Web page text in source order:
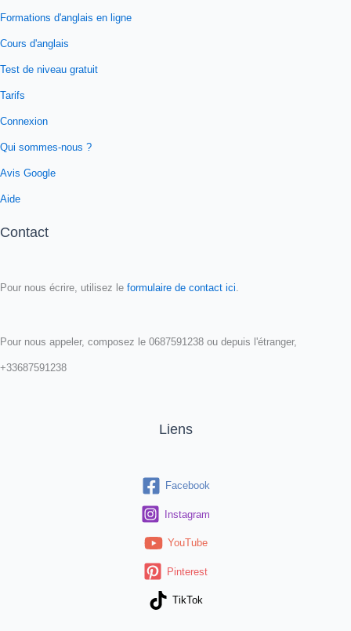
Formations d'anglais en ligne
Cours d'anglais
Test de niveau gratuit
Tarifs
Connexion
Qui sommes-nous ?
Avis Google
Aide
Contact
Pour nous écrire, utilisez le formulaire de contact ici
Pour nous appeler, composez le 0687591238 ou depuis l'étranger,
+33687591238
Liens
Facebook
Instagram
YouTube
Pinterest
TikTok